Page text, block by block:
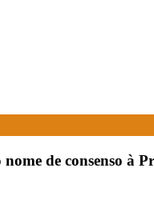
de consenso à